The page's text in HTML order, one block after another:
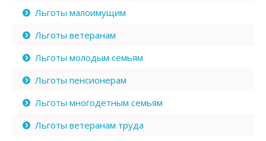
Льготы малоимущим
Льготы ветеранам
Льготы молодым семьям
Льготы пенсионерам
Льготы многодетным семьям
Льготы ветеранам труда